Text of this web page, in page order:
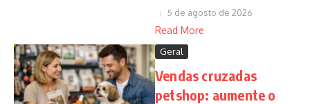
5 de agosto de 2026
Read More
Geral
Vendas cruzadas
petshop: aumente o